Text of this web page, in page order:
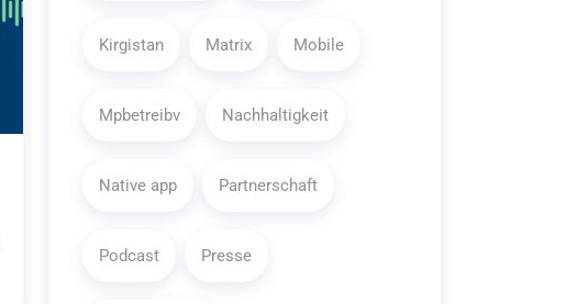
Kirgistan Matrix Mobile
Mpbetreibv Nachhaltigkeit
Native app Partnerschaft
Podcast Presse